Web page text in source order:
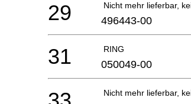
Nicht mehr lieferbar,
29 496443-00
RING
31 050049-00
Nicht mehr lieferbar,